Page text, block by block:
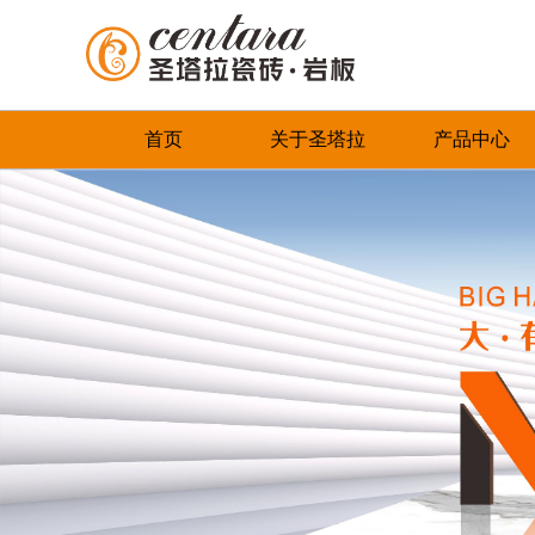
首页 关于圣塔拉
董事长致辞
企业文化
领导关怀
品牌荣誉
发展历程
产品中心
全系列产品
畅销产品